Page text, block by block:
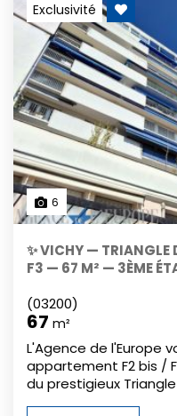
Exclusivité
6
✨ VICHY — TRIANGLE
F3 — 67 M² — 3ÈME
(03200)
67 m²
L'Agence de l'Europe
appartement F2 bis /
du prestigieux